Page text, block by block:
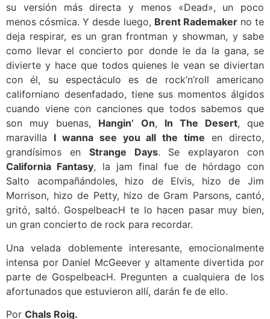
su versión más directa y menos «Dead», un poco
menos cósmica. Y desde luego, Brent Rademakerno te
deja respirar, es un gran frontman y showman, y sabe
como llevar el concierto por donde le da la gana, se
divierte y hace que todos quienes le vean se diviertan
con él, su espectáculo es de rock’n’roll americano
californiano desenfadado, tiene sus momentos álgidos
cuando viene con canciones que todos sabemos que
son muy buenas, Hangin’ On, In The Desert, que
maravilla I wanna see you all the time en directo,
grandísimos en Strange Days. Se explayaron con
California Fantasy, la jam final fue de hórdago con
Salto acompañándoles, hizo de Elvis, hizo de Jim
Morrison, hizo de Petty, hizo de Gram Parsons, cantó,
gritó, saltó. GospelbeacH te lo hacen pasar muy bien,
un gran concierto de rock para recordar.
Una velada doblemente interesante, emocionalmente
intensa por Daniel McGeever​ y altamente divertida por
parte de GospelbeacH​. Pregunten a cualquiera de los
afortunados que estuvieron allí, darán fe de ello.
Por Chals Roig.